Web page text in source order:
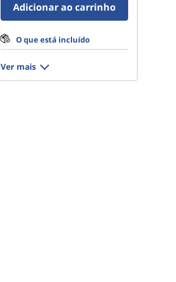
Adicionar ao carrinho
O que está incluído
Ver mais